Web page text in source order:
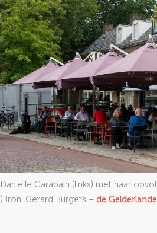
Daniëlle Carabain (links) met haar
(Bron: Gerard Burgers – de